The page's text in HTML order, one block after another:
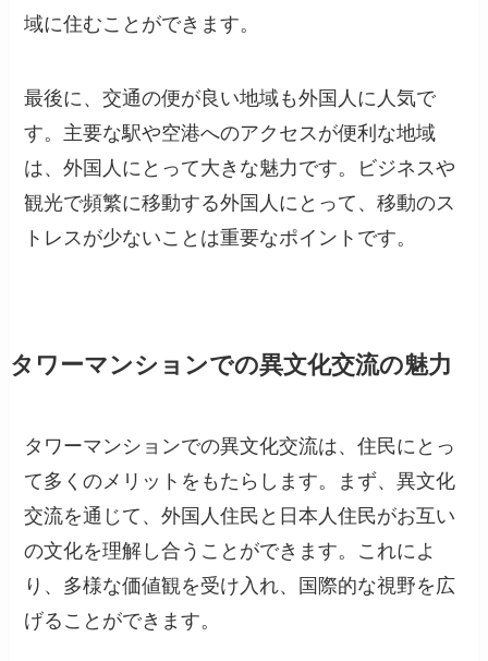
域に住むことができます。
最後に、交通の便が良い地域も外国人に人気で
す。主要な駅や空港へのアクセスが便利な地域
は、外国人にとって大きな魅力です。ビジネスや
観光で頻繁に移動する外国人にとって、移動のス
トレスが少ないことは重要なポイントです。
タワーマンションでの異文化交流の魅力
タワーマンションでの異文化交流は、住民にとっ
て多くのメリットをもたらします。まず、異文化
交流を通じて、外国人住民と日本人住民がお互い
の文化を理解し合うことができます。これによ
り、多様な価値観を受け入れ、国際的な視野を広
げることができます。